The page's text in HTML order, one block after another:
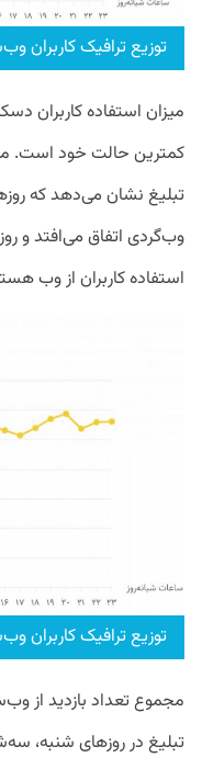
توزیع ترافیک کاربران
کمترین حالت خود است.
تبلیغ نشان می‌دهد که
وب‌گردی اتفاق می‌افتد و
استفاده کاربران از وب
توزیع ترافیک کاربران
مجموع تعداد بازدید از